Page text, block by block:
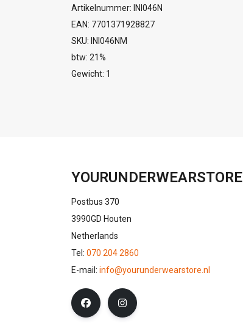
Artikelnummer: INI046N
EAN: 7701371928827
SKU: INI046NM
btw: 21%
Gewicht: 1
YOURUNDERWEARSTORE
Postbus 370
3990GD Houten
Netherlands
Tel: 070 204 2860
E-mail: info@yourunderwearstore.nl